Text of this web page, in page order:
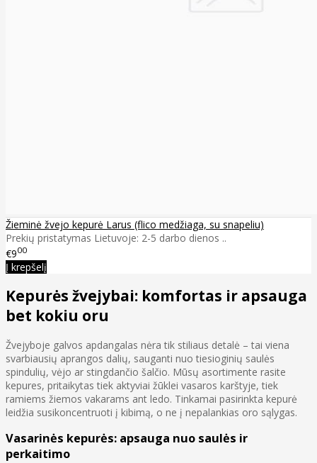
Žieminė žvejo kepurė Larus (flico medžiaga, su snapeliu)
Prekių pristatymas Lietuvoje: 2-5 darbo dienos ..
€900
Į krepšelį
Kepurės žvejybai: komfortas ir apsauga
bet kokiu oru
Žvejyboje galvos apdangalas nėra tik stiliaus detalė – tai viena
svarbiausių aprangos dalių, sauganti nuo tiesioginių saulės
spindulių, vėjo ar stingdančio šalčio. Mūsų asortimente rasite
kepures, pritaikytas tiek aktyviai žūklei vasaros karštyje, tiek
ramiems žiemos vakarams ant ledo. Tinkamai pasirinkta kepurė
leidžia susikoncentruoti į kibimą, o ne į nepalankias oro sąlygas.
Vasarinės kepurės: apsauga nuo saulės ir
perkaitimo